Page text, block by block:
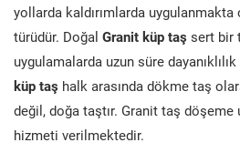
yollarda kaldırımlarda uygulanmakta
türüdür. Doğal Granit küp taş sert bir
uygulamalarda uzun süre
küp taş halk arasında dökme taş
değil, doğa taştır. Granit taş döşeme
hizmeti verilmektedir.